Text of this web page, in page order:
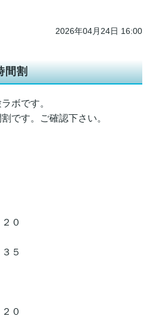
2026年04月24日 16:00
間割
ボです。
です。ご確認下さい。
０
５
０